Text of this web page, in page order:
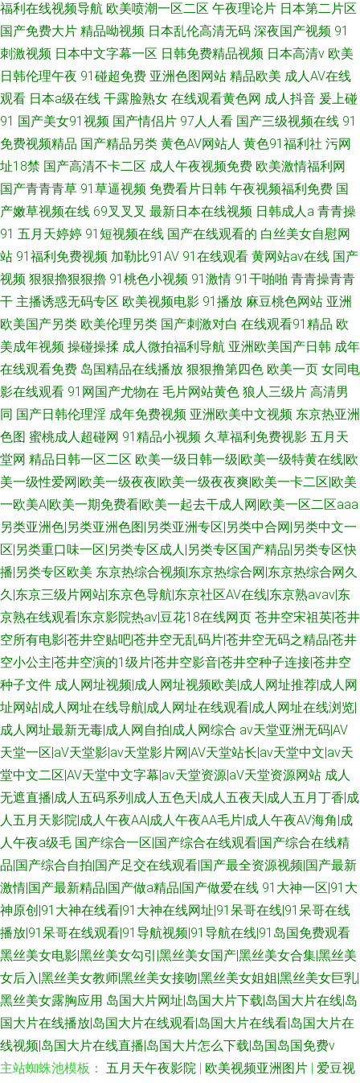
福利在线视频导航 欧美喷潮一区二区 午夜理论片 日本第二片区
国产免费大片 精品呦视频 日本乱伦高清无码 深夜国产视频 91
刺激视频 日本中文字幕一区 日韩免费精品视频 日本高清v 欧美
日韩伦理午夜 91碰超免费 亚洲色图网站 精品欧美 成人AV在线
观看 日本a级在线 干露脸熟女 在线观看黄色网 成人抖音 爰上碰
91 国产美女91视频 国产情侣片 97人人看 国产三级视频在线 91
免费视频精品 国产精品另类 黄色AV网站人 黄色91福利社 污网
址18禁 国产高清不卡二区 成人午夜视频免费 欧美激情福利网
国产青青青草 91草逼视频 免费看片日韩 午夜视频福利免费 国
产嫩草视频在线 69叉叉叉 最新日本在线视频 日韩成人a 青青操
91 五月天婷婷 91短视频在线 国产在线观看的 白丝美女自慰网
站 91福利免费视频 加勒比91AV 91在线观看 黄网站av在线 国产
视频 狠狠擼狠狠擼 91桃色小视频 91激情 91干啪啪 青青操青青
干 主播诱惑无码专区 欧美视频电影 91播放 麻豆桃色网站 亚洲
欧美国产另类 欧美伦理另类 国产刺激对白 在线观看91精品 欧
美成年视频 操碰操揉 成人微拍福利导航 亚洲欧美国产日韩 成年
在线观看免费 岛国精品在线播放 狠狠撸第四色 欧美一页 女同电
影在线观看 91网国产尤物在 毛片网站黄色 狼人三级片 高清男
同 国产日韩伦理淫 成年免费视频 亚洲欧美中文视频 东京热亚洲
色图 蜜桃成人超碰网 91精品小视频 久草福利免费视影 五月天
堂网 精品日韩一区二区 欧美一级日韩一级|欧美一级特黄在线|欧
美一级性爱网|欧美一级夜夜|欧美一级夜夜爽|欧美一卡二区|欧美
一欧美A|欧美一期免费看|欧美一起去干成人网|欧美一区二区aaa
另类亚洲色|另类亚洲色图|另类亚洲专区|另类中合网|另类中文一
区|另类重口味一区|另类专区成人|另类专区国产精品|另类专区快
播|另类专区欧美 东京热综合视频|东京热综合网|东京热综合网久
久|东京三级片网站|东京色导航|东京社区AV在线|东京熟avav|东
京熟在线观看|东京影院热av|豆花18在线网页 苍井空宋祖英|苍井
空所有电影|苍井空贴吧|苍井空无乱码片|苍井空无码之精品|苍井
空小公主|苍井空演的1级片|苍井空影音|苍井空种子连接|苍井空
种子文件 成人网址视频|成人网址视频欧美|成人网址推荐|成人网
址网站|成人网址在线导航|成人网址在线观看|成人网址在线浏览|
成人网址最新无毒|成人网自拍|成人网综合 av天堂亚洲无码|AV
天堂一区|aV天堂影|av天堂影片网|AV天堂站长|av天堂中文|av天
堂中文二区|AV天堂中文字幕|av天堂资源|aV天堂资源网站 成人
无遮直播|成人五码系列|成人五色天|成人五夜天|成人五月丁香|成
人五月天影院|成人午夜AA|成人午夜AA毛片|成人午夜AV海角|成
人午夜a级毛 国产综合一区|国产综合在线观看|国产综合在线精
品|国产综合自拍|国产足交在线观看|国产最全资源视频|国产最新
激情|国产最新精品|国产做a精品|国产做爱在线 91大神一区|91大
神原创|91大神在线看|91大神在线网址|91呆哥在线|91呆哥在线
播放|91呆哥在线观看|91导航视频|91导航在线|91岛国免费观看
黑丝美女电影|黑丝美女勾引|黑丝美女国产|黑丝美女合集|黑丝美
女后入|黑丝美女教师|黑丝美女接吻|黑丝美女姐姐|黑丝美女巨乳|
黑丝美女露胸应用 岛国大片网址|岛国大片下载|岛国大片在线|岛
国大片在线播放|岛国大片在线观看|岛国大片在线看|岛国大片在
线视频|岛国大片在线直播|岛国大片怎么下载|岛国岛国免费v
主站蜘蛛池模板： 五月天午夜影院 | 欧美视频亚洲图片 | 爱豆视